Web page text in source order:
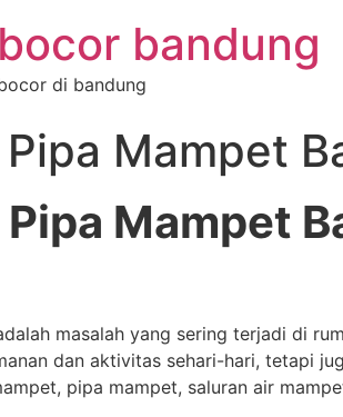
bandung
di bandung
Mampet
Mampet
masalah yang sering terjadi di
dan aktivitas sehari-hari, tetapi
pipa mampet, saluran air